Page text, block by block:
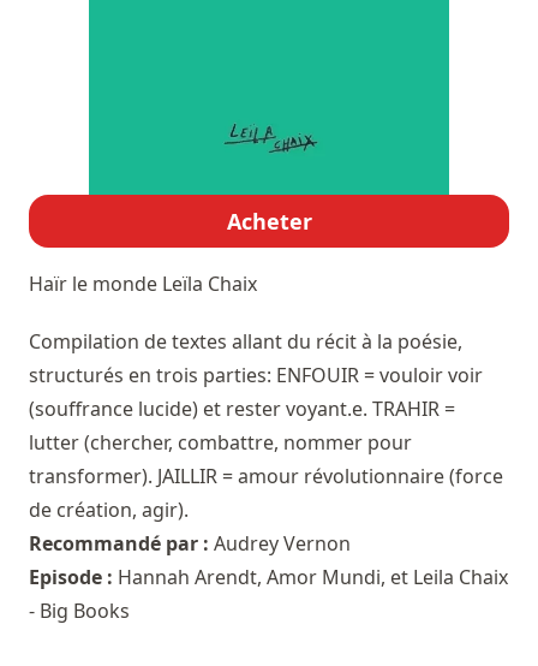
Acheter
Haïr le monde Leïla Chaix
Compilation de textes allant du récit à la poésie,
structurés en trois parties: ENFOUIR = vouloir voir
(souffrance lucide) et rester voyant.e. TRAHIR =
lutter (chercher, combattre, nommer pour
transformer). JAILLIR = amour révolutionnaire (force
de création, agir).
Recommandé par : Audrey Vernon
Episode : Hannah Arendt, Amor Mundi, et Leila Chaix
- Big Books